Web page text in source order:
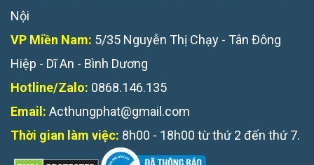
Nội
VP Miền Nam: 5/35 Nguyễn Thị Chạy - Tân Đông
Hiệp - Dĩ An - Bình Dương
Hotline/Zalo: 0868.146.135
Email: Acthungphat@gmail.com
Thời gian làm việc: 8h00 - 18h00 từ thứ 2 đến thứ 7.